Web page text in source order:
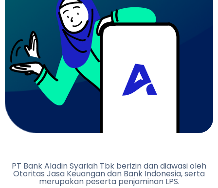
PT Bank Aladin Syariah Tbk berizin dan diawasi oleh
Otoritas Jasa Keuangan dan Bank Indonesia, serta
merupakan peserta penjaminan LPS.